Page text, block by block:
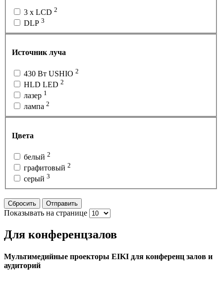
3 x LCD 2
DLP 3
Источник луча
430 Вт USHIO 2
HLD LED 2
лазер 1
лампа 2
Цвета
белый 2
графитовый 2
серый 3
Сбросить Отправить
Показывать на странице
Для конференцзалов
Мультимедийные проекторы EIKI для конференц залов и
аудиторий